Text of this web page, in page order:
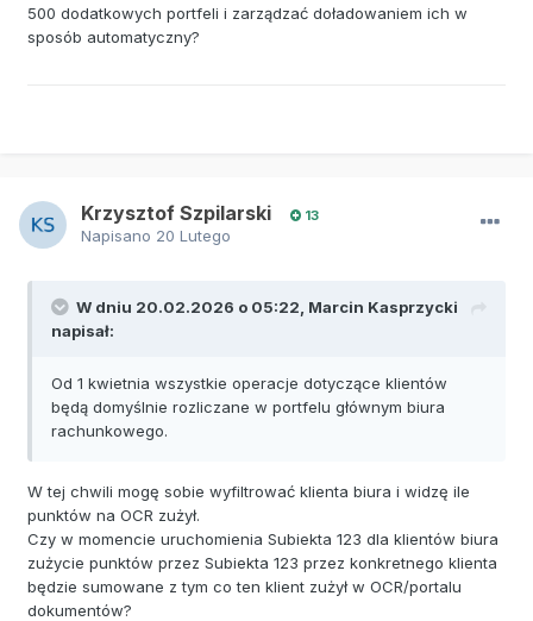
500 dodatkowych portfeli i zarządzać doładowaniem ich w
sposób automatyczny?
Krzysztof Szpilarski 13
Napisano 20 Lutego
W dniu 20.02.2026 o 05:22, Marcin Kasprzycki
napisał:
Od 1 kwietnia wszystkie operacje dotyczące klientów
będą domyślnie rozliczane w portfelu głównym biura
rachunkowego.
W tej chwili mogę sobie wyfiltrować klienta biura i widzę ile
punktów na OCR zużył.
Czy w momencie uruchomienia Subiekta 123 dla klientów biura
zużycie punktów przez Subiekta 123 przez konkretnego klienta
będzie sumowane z tym co ten klient zużył w OCR/portalu
dokumentów?